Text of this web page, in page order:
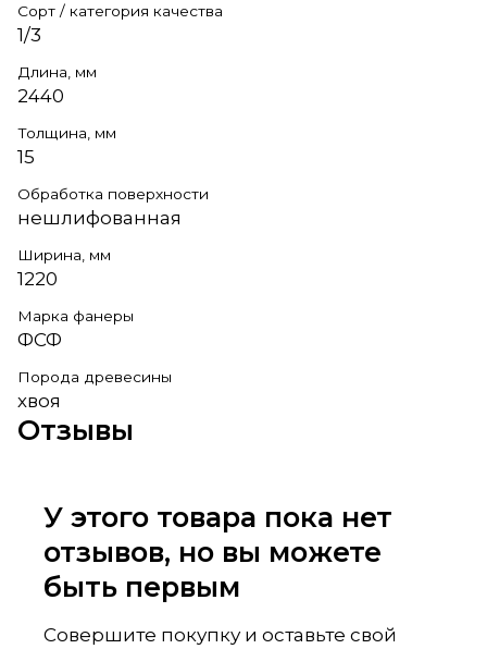
Сорт / категория качества
1/3
Длина, мм
2440
Толщина, мм
15
Обработка поверхности
нешлифованная
Ширина, мм
1220
Марка фанеры
ФСФ
Порода древесины
хвоя
Отзывы
У этого товара пока нет
отзывов, но вы можете
быть первым
Совершите покупку и оставьте свой